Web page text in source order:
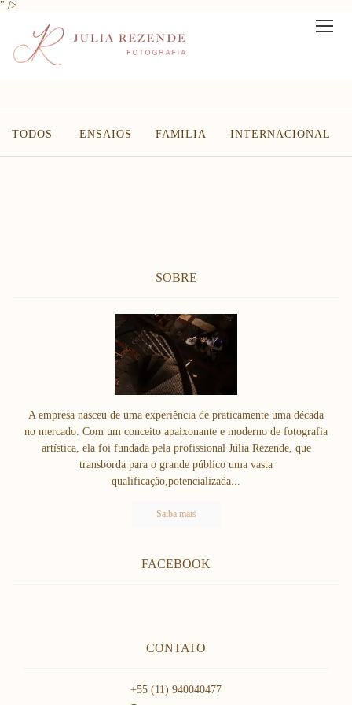
" />
TODOS ENSAIOS FAMILIA INTERNACIONAL
SOBRE
A empresa nasceu de uma experiência de praticamente uma década
no mercado. Com um conceito apaixonante e moderno de fotografia
artística, ela foi fundada pela profissional Júlia Rezende, que
transborda para o grande público uma vasta
qualificação,potencializada...
Saiba mais
FACEBOOK
CONTATO
+55 (11) 940040477